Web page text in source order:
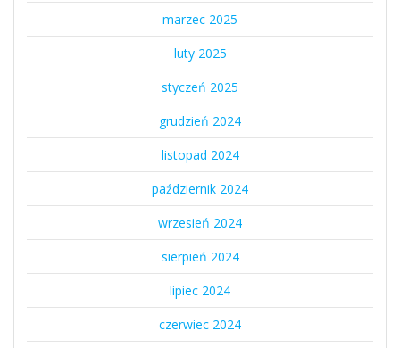
marzec 2025
luty 2025
styczeń 2025
grudzień 2024
listopad 2024
październik 2024
wrzesień 2024
sierpień 2024
lipiec 2024
czerwiec 2024